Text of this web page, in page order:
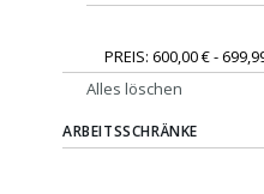
PREIS 600,00 € -
Alles löschen
ARBEITSSCHRÄNKE